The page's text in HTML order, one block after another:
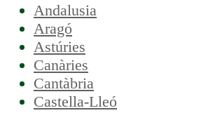
Andalusia
Aragó
Astúries
Canàries
Cantàbria
Castella-Lleó